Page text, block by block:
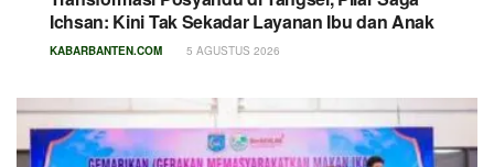
Ichsan: Kini Tak Sekadar Layanan Ibu dan Anak
KABARBANTEN.COM 5 AGUSTUS 2026